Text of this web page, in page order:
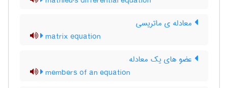
معادله ی ماتریسی
matrix equation
عضو های یک معادله
members of an equation